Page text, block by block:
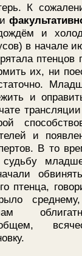
К
и
в начале
птенцов
их, ни
и
и
В то
птенца,